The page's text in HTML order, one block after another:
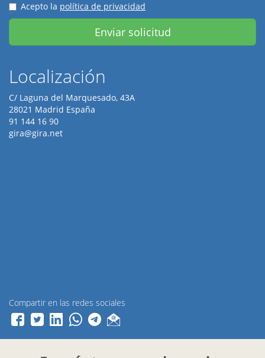
Acepto la política de privacidad
Enviar solicitud
Localización
C/ Laguna del Marquesado, 43A
28021 Madrid España
91 144 16 90
gira@gira.net
Compartir en las redes sociales